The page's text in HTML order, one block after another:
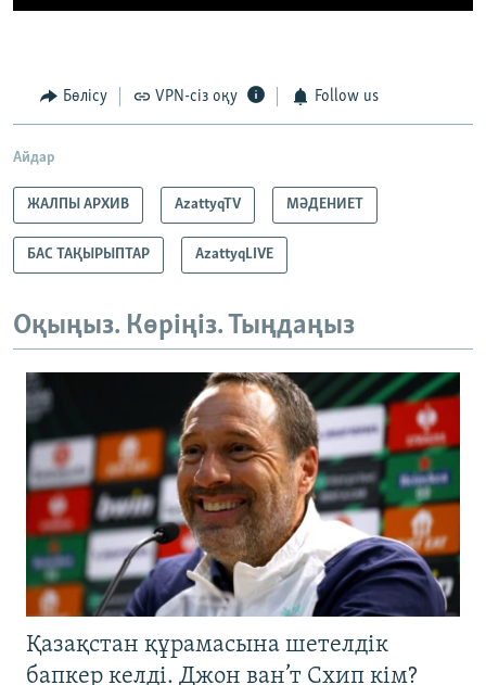
Бөлісу VPN-сіз оқу Follow us
Айдар
ЖАЛПЫ АРХИВ AzattyqTV МӘДЕНИЕТ
БАС ТАҚЫРЫПТАР AzattyqLIVE
Оқыңыз. Көріңіз. Тыңдаңыз
Қазақстан құрамасына шетелдік
бапкер келді. Джон ван’т Схип кім?